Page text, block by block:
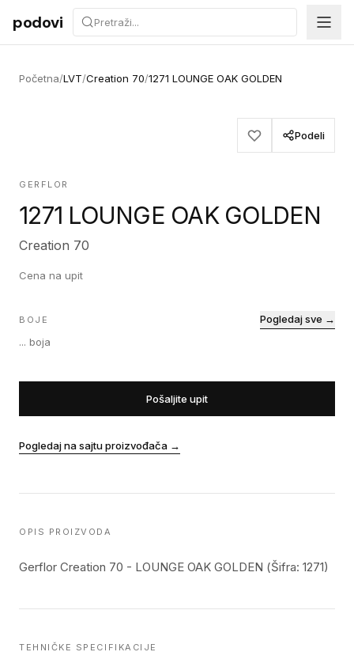
Preskoči na sadržaj
podovi
Početna/LVT/Creation 70/1271 LOUNGE OAK GOLDEN
Podeli
GERFLOR
1271 LOUNGE OAK GOLDEN
Creation 70
Cena na upit
BOJE
... boja
Pogledaj sve →
Pošaljite upit
Pogledaj na sajtu proizvođača →
OPIS PROIZVODA
Gerflor Creation 70 - LOUNGE OAK GOLDEN (Šifra: 1271)
TEHNIČKE SPECIFIKACIJE